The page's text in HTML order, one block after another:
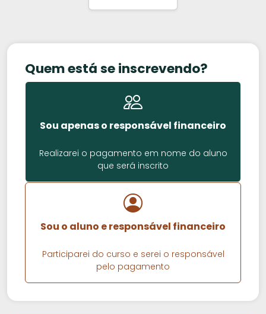
Quem está se inscrevendo?
Sou apenas o responsável financeiro
Realizarei o pagamento em nome do aluno
que será inscrito
Sou o aluno e responsável financeiro
Participarei do curso e serei o responsável
pelo pagamento